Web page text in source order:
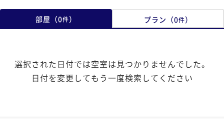
部屋 （0件） プラン （0件）
選択された日付では空室は見つかりませんでした。
日付を変更してもう一度検索してください